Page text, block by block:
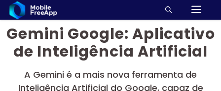
Pular
para
conteúdo
Gemini Google: Aplicativo
de Inteligência Artificial
A Gemini é a mais nova ferramenta de
Inteligência Artificial do Google, capaz de